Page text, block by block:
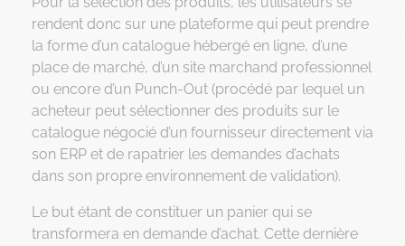
rendent donc sur une plateforme qui peut prendre
la forme d’un catalogue hébergé en ligne, d’une
place de marché, d’un site marchand professionnel
ou encore d’un Punch-Out (procédé par lequel un
acheteur peut sélectionner des produits sur le
catalogue négocié d’un fournisseur directement via
son ERP et de rapatrier les demandes d’achats
dans son propre environnement de validation).
Le but étant de constituer un panier qui se
transformera en demande d’achat. Cette dernière